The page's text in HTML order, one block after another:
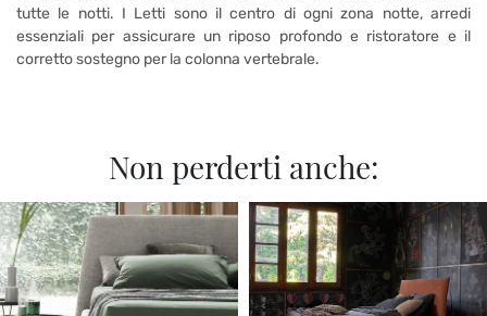
tutte le notti. I Letti sono il centro di ogni zona notte, arredi
essenziali per assicurare un riposo profondo e ristoratore e il
corretto sostegno per la colonna vertebrale.
Non perderti anche: